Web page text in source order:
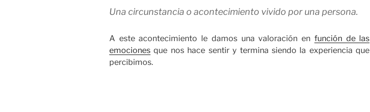
Una circunstancia o acontecimiento vivido por una persona.
A este acontecimiento le damos una valoración en función de las
emociones que nos hace sentir y termina siendo la experiencia que
percibimos.